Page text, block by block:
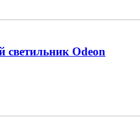
светильник Odeon